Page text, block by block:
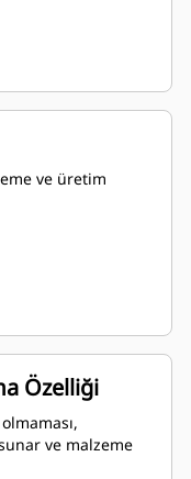
ve üretim
Özelliği
ve malzeme